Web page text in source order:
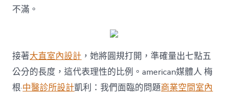
不滿。
接著大直室內設計 ，她將圓規打開，準確量出七點五
公分的長度，這代表理性的比例。american媒體人 梅
根·中醫診所設計凱利：我們面臨的問題商業空間室內